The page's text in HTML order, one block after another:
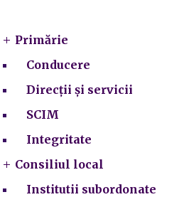
Primărie
Conducere
Direcții și servicii
SCIM
Integritate
Consiliul local
Institutii subordonate